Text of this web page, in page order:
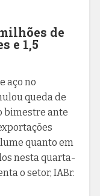
de
e 1,5
aço no
queda de
bimestre ante
quanto em
nesta quarta-
o setor, IABr.